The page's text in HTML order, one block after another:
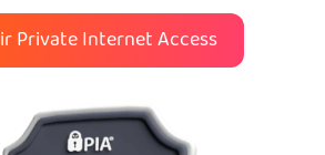
Private Internet Access